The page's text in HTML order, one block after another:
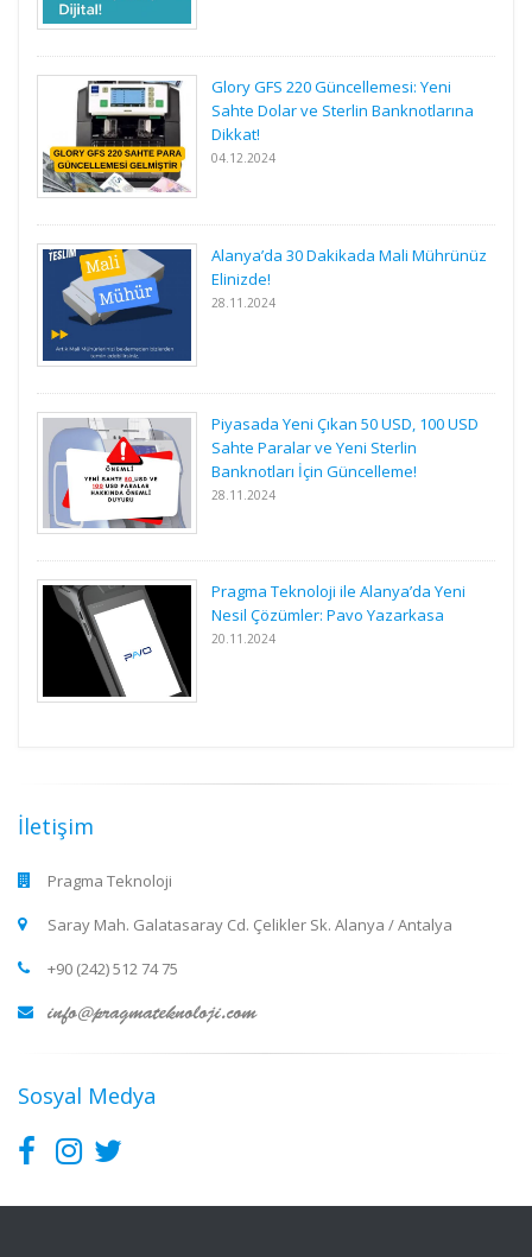
Glory GFS 220 Güncellemesi: Yeni
Sahte Dolar ve Sterlin Banknotlarına
Dikkat!
04.12.2024
Alanya’da 30 Dakikada Mali Mührünüz
Elinizde!
28.11.2024
Piyasada Yeni Çıkan 50 USD, 100 USD
Sahte Paralar ve Yeni Sterlin
Banknotları İçin Güncelleme!
28.11.2024
Pragma Teknoloji ile Alanya’da Yeni
Nesil Çözümler: Pavo Yazarkasa
20.11.2024
İletişim
Pragma Teknoloji
Saray Mah. Galatasaray Cd. Çelikler Sk. Alanya / Antalya
+90 (242) 512 74 75
Sosyal Medya